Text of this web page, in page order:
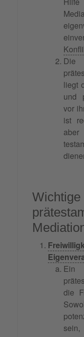
liegt
und
vor
ist
Ein
die